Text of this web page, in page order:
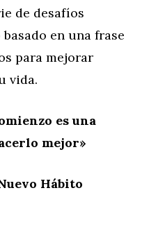
de desafíos
en una frase
para mejorar
vida.
es una
mejor»
Hábito